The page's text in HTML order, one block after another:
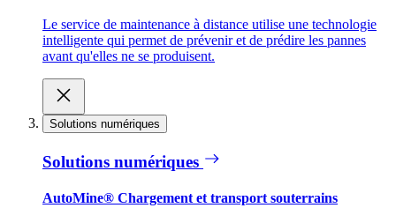
Le service de maintenance à distance utilise une technologie
intelligente qui permet de prévenir et de prédire les pannes
avant qu'elles ne se produisent.
Solutions numériques
Solutions numériques
AutoMine® Chargement et transport souterrains